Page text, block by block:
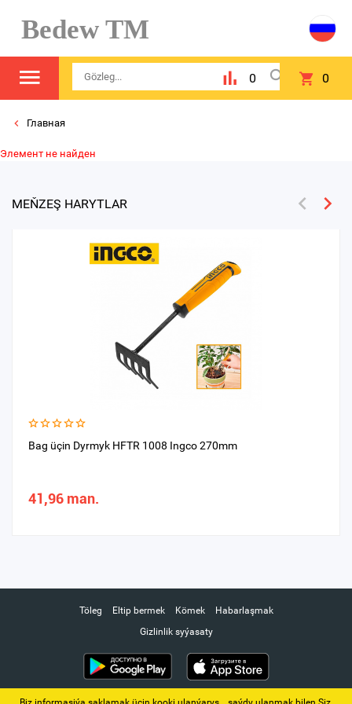
Bedew TM
0 0
Главная
Элемент не найден
MEŇZEŞ HARYTLAR
Bag üçin Dyrmyk HFTR 1008 Ingco 270mm
41,96 man.
Töleg Eltip bermek Kömek
Habarlaşmak
Gizlinlik syýasaty